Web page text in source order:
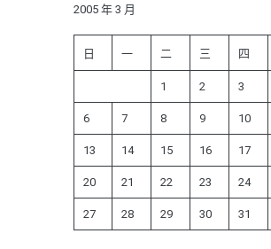
字:
2005 年 3 月
日 一 二 三 四
1 2 3
6 7 8 9 10
13 14 15 16 17
20 21 22 23 24
27 28 29 30 31